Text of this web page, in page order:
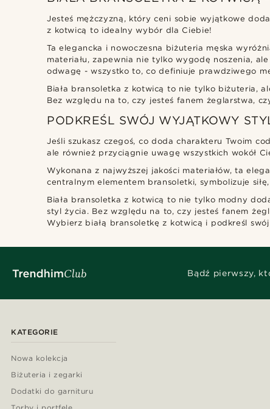
Rodzaje personalizacji
Grawerować (1)
Jesteś mężczyzną, który ceni sobie wyjątkowe
z kotwicą to idealny wybór dla Ciebie!
Ta elegancka i nowoczesna biżuteria męska
materiału, zapewnia nie tylko wygodę noszenia,
odwagę - wszystko to, co definiuje prawdziwego
Biała bransoletka z kotwicą to nie tylko biżuteria,
Bez względu na to, czy jesteś fanem żeglarstwa,
PODKREŚL SWÓJ WYJĄTKOWY
Jeśli szukasz czegoś, co doda charakteru Twoim
ale również przyciągnie uwagę wszystkich wokół
Wykonana z najwyższej jakości materiałów, ta
centralnym elementem bransoletki, symbolizuje
Biała bransoletka z kotwicą to nie tylko modny
styl życia. Bez względu na to, czy jesteś fanem
Wybierz białą bransoletkę z kotwicą i podkreśl
Bądź pierwszy,
KATEGORIE
Nowa kolekcja
Biżuteria i zegarki
Dodatki do garnituru